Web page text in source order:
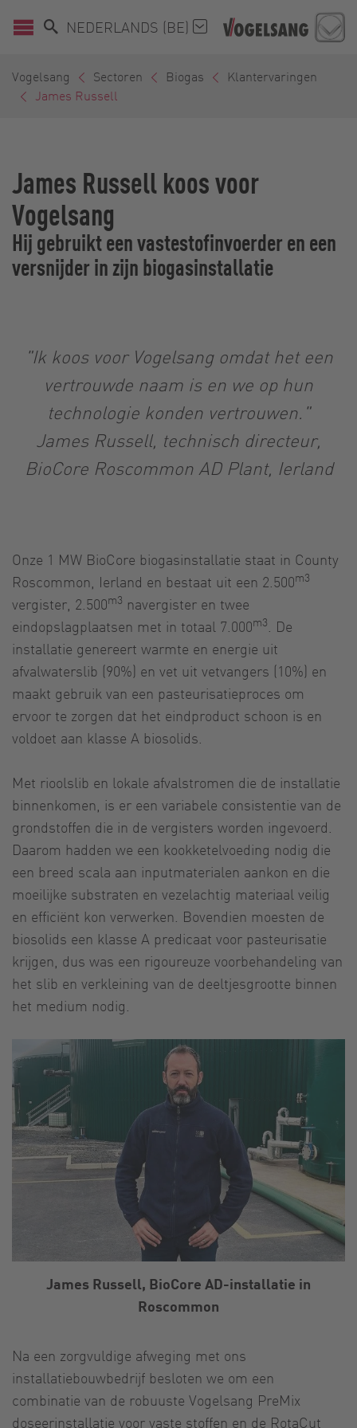
NEDERLANDS (BE)
Vogelsang Sectoren Biogas
Klantervaringen
James Russell
James Russell koos voor
Vogelsang
Hij gebruikt een vastestofinvoerder en een
versnijder in zijn biogasinstallatie
"Ik koos voor Vogelsang omdat het een
vertrouwde naam is en we op hun
technologie konden vertrouwen."
James Russell, technisch directeur,
BioCore Roscommon AD Plant, Ierland
Onze 1 MW BioCore biogasinstallatie staat in County
Roscommon, Ierland en bestaat uit een 2.500m3
vergister, 2.500m3 navergister en twee
eindopslagplaatsen met in totaal 7.000m3
. De
installatie genereert warmte en energie uit
afvalwaterslib (90%) en vet uit vetvangers (10%) en
maakt gebruik van een pasteurisatieproces om
ervoor te zorgen dat het eindproduct schoon is en
voldoet aan klasse A biosolids.
Met rioolslib en lokale afvalstromen die de installatie
binnenkomen, is er een variabele consistentie van de
grondstoffen die in de vergisters worden ingevoerd.
Daarom hadden we een kookketelvoeding nodig die
een breed scala aan inputmaterialen aankon en die
moeilijke substraten en vezelachtig materiaal veilig
en efficiënt kon verwerken. Bovendien moesten de
biosolids een klasse A predicaat voor pasteurisatie
krijgen, dus was een rigoureuze voorbehandeling van
het slib en verkleining van de deeltjesgrootte binnen
het medium nodig.
James Russell, BioCore AD-installatie in
Roscommon
Na een zorgvuldige afweging met ons
installatiebouwbedrijf besloten we om een
combinatie van de robuuste Vogelsang PreMix
doseerinstallatie voor vaste stoffen en de RotaCut